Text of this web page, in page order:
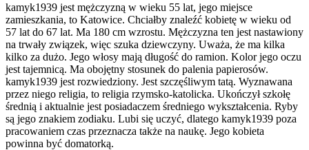
kamyk1939 jest mężczyzną w wieku 55 lat, jego miejsce
zamieszkania, to Katowice. Chciałby znaleźć kobietę w wieku od
57 lat do 67 lat. Ma 180 cm wzrostu. Mężczyzna ten jest nastawiony
na trwały związek, więc szuka dziewczyny. Uważa, że ma kilka
kilko za dużo. Jego włosy mają długość do ramion. Kolor jego oczu
jest tajemnicą. Ma obojętny stosunek do palenia papierosów.
kamyk1939 jest rozwiedziony. Jest szczęśliwym tatą. Wyznawana
przez niego religia, to religia rzymsko-katolicka. Ukończył szkołę
średnią i aktualnie jest posiadaczem średniego wykształcenia. Ryby
są jego znakiem zodiaku. Lubi się uczyć, dlatego kamyk1939 poza
pracowaniem czas przeznacza także na naukę. Jego kobieta
powinna być domatorką.